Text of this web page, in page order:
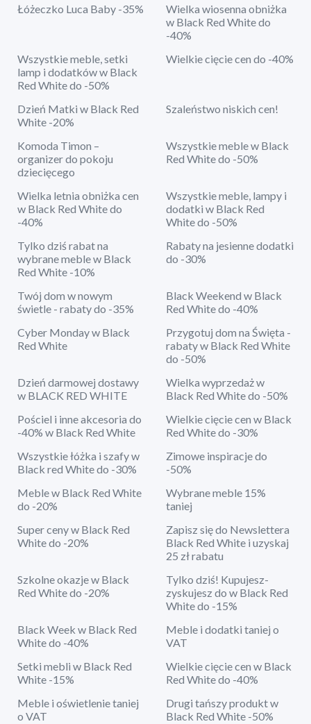
Łóżeczko Luca Baby -35%
Wielka wiosenna obniżka
w Black Red White do
-40%
Wszystkie meble, setki
lamp i dodatków w Black
Red White do -50%
Wielkie cięcie cen do -40%
Dzień Matki w Black Red
White -20%
Szaleństwo niskich cen!
Komoda Timon –
organizer do pokoju
dziecięcego
Wszystkie meble w Black
Red White do -50%
Wielka letnia obniżka cen
w Black Red White do
-40%
Wszystkie meble, lampy i
dodatki w Black Red
White do -50%
Tylko dziś rabat na
wybrane meble w Black
Red White -10%
Rabaty na jesienne dodatki
do -30%
Twój dom w nowym
świetle - rabaty do -35%
Black Weekend w Black
Red White do -40%
Cyber Monday w Black
Red White
Przygotuj dom na Święta -
rabaty w Black Red White
do -50%
Dzień darmowej dostawy
w BLACK RED WHITE
Wielka wyprzedaż w
Black Red White do -50%
Pościel i inne akcesoria do
-40% w Black Red White
Wielkie cięcie cen w Black
Red White do -30%
Wszystkie łóżka i szafy w
Black red White do -30%
Zimowe inspiracje do
-50%
Meble w Black Red White
do -20%
Wybrane meble 15%
taniej
Super ceny w Black Red
White do -20%
Zapisz się do Newslettera
Black Red White i uzyskaj
25 zł rabatu
Szkolne okazje w Black
Red White do -20%
Tylko dziś! Kupujesz-
zyskujesz do w Black Red
White do -15%
Black Week w Black Red
White do -40%
Meble i dodatki taniej o
VAT
Setki mebli w Black Red
White -15%
Wielkie cięcie cen w Black
Red White do -40%
Meble i oświetlenie taniej
o VAT
Drugi tańszy produkt w
Black Red White -50%